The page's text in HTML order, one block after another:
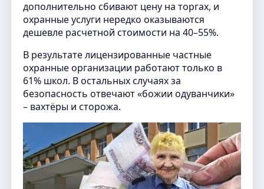
дополнительно сбивают цену на торгах, и
охранные услуги нередко оказываются
дешевле расчетной стоимости на 40–55%.
В результате лицензированные частные
охранные организации работают только в
61% школ. В остальных случаях за
безопасность отвечают «божии одуванчики»
– вахтёры и сторожа.